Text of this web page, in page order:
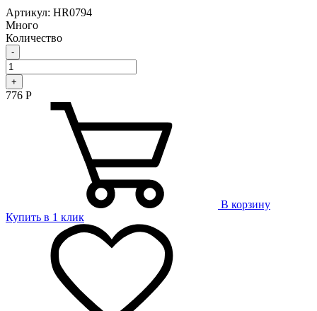
Артикул: HR0794
Много
Количество
-
+
776 Р
В корзину
Купить в 1 клик